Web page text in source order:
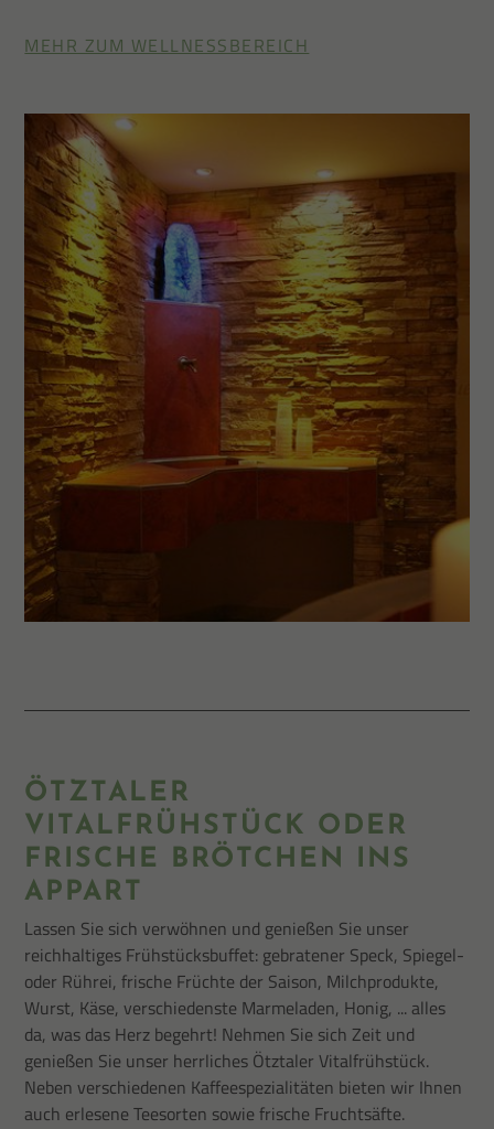
MEHR ZUM WELLNESSBEREICH
ÖTZTALER
VITALFRÜHSTÜCK ODER
FRISCHE BRÖTCHEN INS
APPART
Lassen Sie sich verwöhnen und genießen Sie unser
reichhaltiges Frühstücksbuffet: gebratener Speck, Spiegel-
oder Rührei, frische Früchte der Saison, Milchprodukte,
Wurst, Käse, verschiedenste Marmeladen, Honig, ... alles
da, was das Herz begehrt! Nehmen Sie sich Zeit und
genießen Sie unser herrliches Ötztaler Vitalfrühstück.
Neben verschiedenen Kaffeespezialitäten bieten wir Ihnen
auch erlesene Teesorten sowie frische Fruchtsäfte.